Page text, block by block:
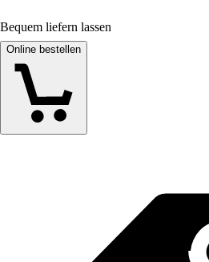
Bequem liefern lassen
Online bestellen